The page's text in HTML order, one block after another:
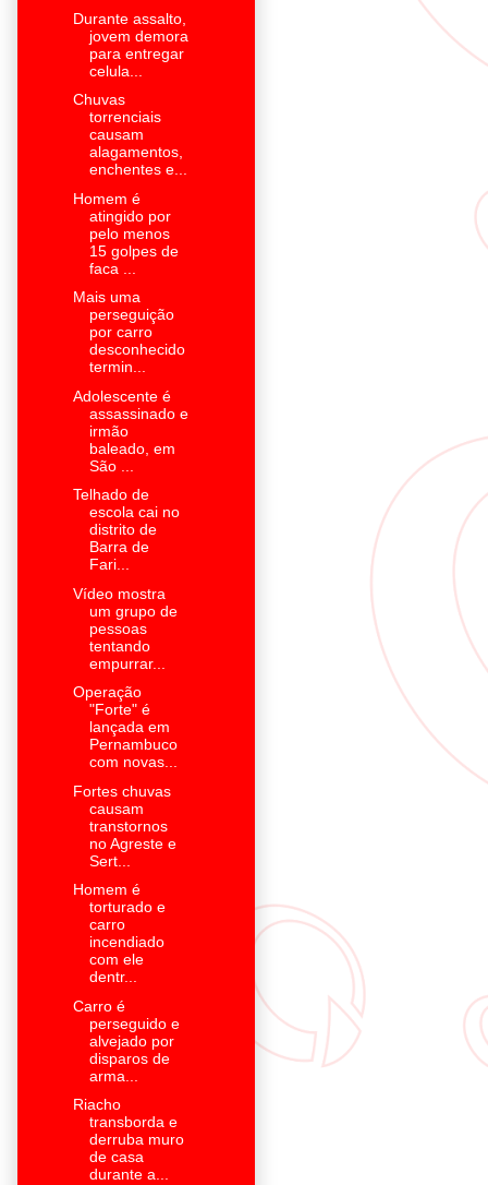
Durante assalto,
jovem demora
para entregar
celula...
Chuvas
torrenciais
causam
alagamentos,
enchentes e...
Homem é
atingido por
pelo menos
15 golpes de
faca ...
Mais uma
perseguição
por carro
desconhecido
termin...
Adolescente é
assassinado e
irmão
baleado, em
São ...
Telhado de
escola cai no
distrito de
Barra de
Fari...
Vídeo mostra
um grupo de
pessoas
tentando
empurrar...
Operação
"Forte" é
lançada em
Pernambuco
com novas...
Fortes chuvas
causam
transtornos
no Agreste e
Sert...
Homem é
torturado e
carro
incendiado
com ele
dentr...
Carro é
perseguido e
alvejado por
disparos de
arma...
Riacho
transborda e
derruba muro
de casa
durante a...